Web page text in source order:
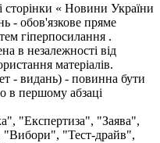
сторінки « Новини України
- обов'язкове пряме
гіперпосилання .
в незалежності від
матеріалів.
- видань) - повинна бути
в першому абзаці
"Експертиза", "Заява",
"Вибори", "Тест-драйв",